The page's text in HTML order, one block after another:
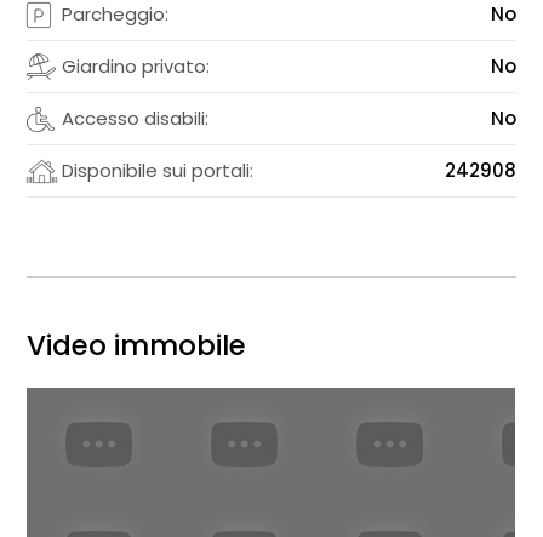
Parcheggio: No
Giardino privato: No
Accesso disabili: No
Disponibile sui portali: 242908
Video immobile